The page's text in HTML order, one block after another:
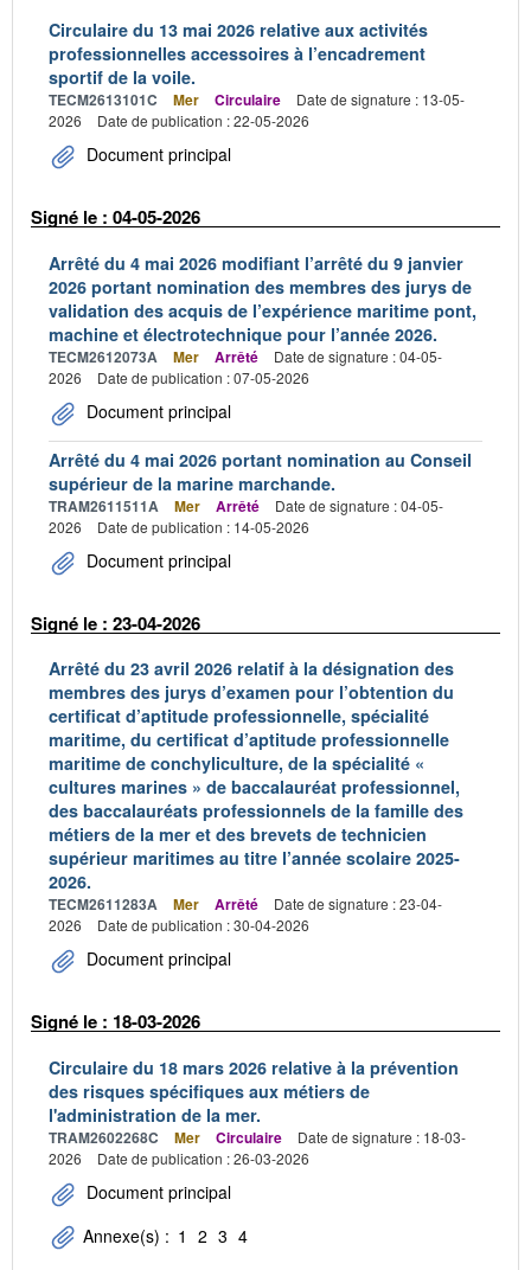
Circulaire du 13 mai 2026 relative aux activités
professionnelles accessoires à l’encadrement
sportif de la voile.
TECM2613101C Mer Circulaire
Date de signature : 13-05-
2026
Date de publication : 22-05-2026
Document principal
Signé le : 04-05-2026
Arrêté du 4 mai 2026 modifiant l’arrêté du 9 janvier
2026 portant nomination des membres des jurys de
validation des acquis de l’expérience maritime pont,
machine et électrotechnique pour l’année 2026.
TECM2612073A Mer Arrêté
Date de signature : 04-05-
2026
Date de publication : 07-05-2026
Document principal
Arrêté du 4 mai 2026 portant nomination au Conseil
supérieur de la marine marchande.
TRAM2611511A Mer Arrêté
Date de signature : 04-05-
2026
Date de publication : 14-05-2026
Document principal
Signé le : 23-04-2026
Arrêté du 23 avril 2026 relatif à la désignation des
membres des jurys d’examen pour l’obtention du
certificat d’aptitude professionnelle, spécialité
maritime, du certificat d’aptitude professionnelle
maritime de conchyliculture, de la spécialité «
cultures marines » de baccalauréat professionnel,
des baccalauréats professionnels de la famille des
métiers de la mer et des brevets de technicien
supérieur maritimes au titre l’année scolaire 2025-
2026.
TECM2611283A Mer Arrêté
Date de signature : 23-04-
2026
Date de publication : 30-04-2026
Document principal
Signé le : 18-03-2026
Circulaire du 18 mars 2026 relative à la prévention
des risques spécifiques aux métiers de
l'administration de la mer.
TRAM2602268C Mer Circulaire
Date de signature : 18-03-
2026
Date de publication : 26-03-2026
Document principal
Annexe(s) : 1 2 3 4